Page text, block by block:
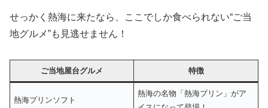
せっかく熱海に来たなら、ここでしか食べられない“ご当
地グルメ”も見逃せません！
ご当地屋台グルメ 特徴
熱海プリンソフト
熱海の名物「熱海プリン」がア